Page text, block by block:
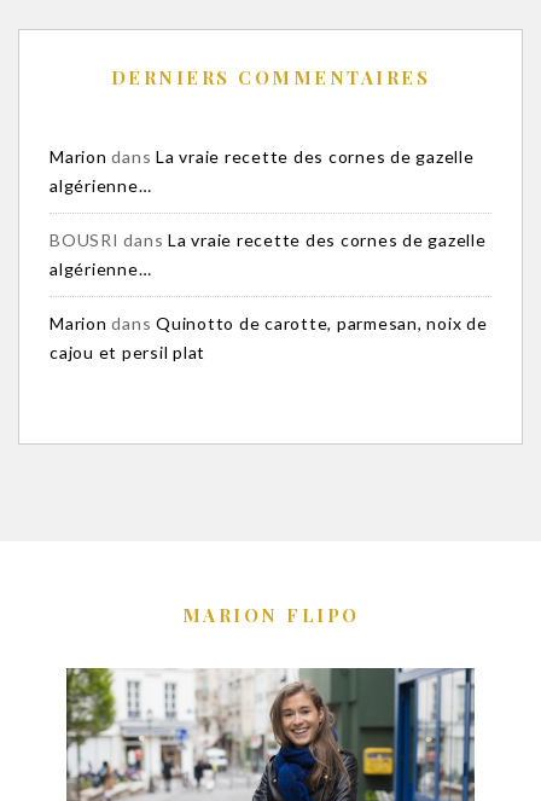
DERNIERS COMMENTAIRES
Marion dans La vraie recette des cornes de gazelle
algérienne…
BOUSRI dans La vraie recette des cornes de gazelle
algérienne…
Marion dans Quinotto de carotte, parmesan, noix de
cajou et persil plat
MARION FLIPO